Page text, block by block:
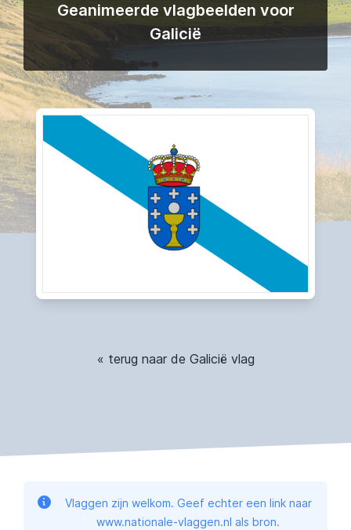
Geanimeerde vlagbeelden voor
Galicië
« terug naar de Galicië vlag
Vlaggen zijn welkom. Geef echter een link naar
www.nationale-vlaggen.nl als bron.